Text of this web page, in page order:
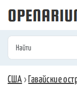
США › Гавайские